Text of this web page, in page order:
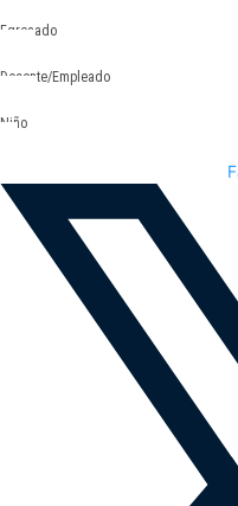
Egresado
Docente/Empleado
Niño